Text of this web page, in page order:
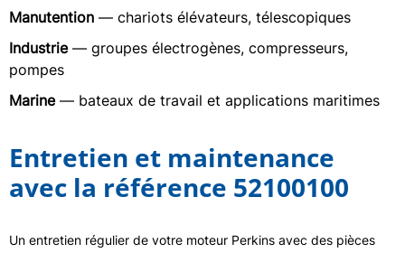
Manutention — chariots élévateurs, télescopiques
Industrie— groupes électrogènes, compresseurs,
pompes
Marine— bateaux de travail et applications maritimes
Entretien et maintenance
avec la référence 52100100
Un entretien régulier de votre moteur Perkins avec des pièces